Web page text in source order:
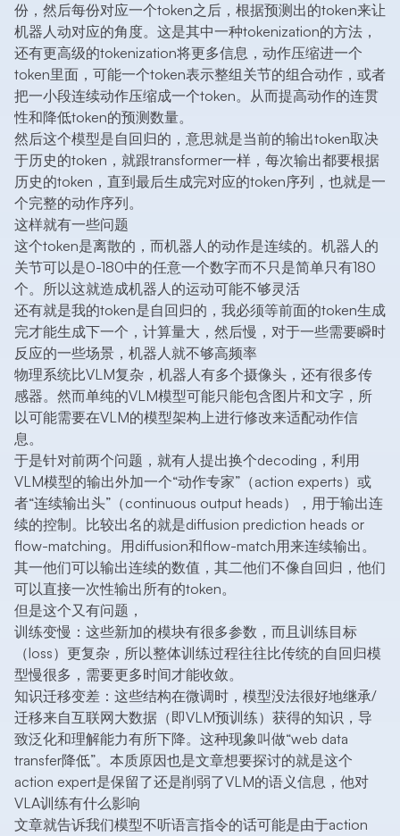
份，然后每份对应一个token之后，根据预测出的token来让
机器人动对应的角度。这是其中一种tokenization的方法，
还有更高级的tokenization将更多信息，动作压缩进一个
token里面，可能一个token表示整组关节的组合动作，或者
把一小段连续动作压缩成一个token。从而提高动作的连贯
性和降低token的预测数量。
然后这个模型是自回归的，意思就是当前的输出token取决
于历史的token，就跟transformer一样，每次输出都要根据
历史的token，直到最后生成完对应的token序列，也就是一
个完整的动作序列。
这样就有一些问题
这个token是离散的，而机器人的动作是连续的。机器人的
关节可以是0-180中的任意一个数字而不只是简单只有180
个。所以这就造成机器人的运动可能不够灵活
还有就是我的token是自回归的，我必须等前面的token生成
完才能生成下一个，计算量大，然后慢，对于一些需要瞬时
反应的一些场景，机器人就不够高频率
物理系统比VLM复杂，机器人有多个摄像头，还有很多传
感器。然而单纯的VLM模型可能只能包含图片和文字，所
以可能需要在VLM的模型架构上进行修改来适配动作信
息。
于是针对前两个问题，就有人提出换个decoding，利用
VLM模型的输出外加一个“动作专家”（action experts）或
者“连续输出头”（continuous output heads），用于输出连
续的控制。比较出名的就是diffusion prediction heads or
flow-matching。用diffusion和flow-match用来连续输出。
其一他们可以输出连续的数值，其二他们不像自回归，他们
可以直接一次性输出所有的token。
但是这个又有问题，
训练变慢：这些新加的模块有很多参数，而且训练目标
（loss）更复杂，所以整体训练过程往往比传统的自回归模
型慢很多，需要更多时间才能收敛。
知识迁移变差：这些结构在微调时，模型没法很好地继承/
迁移来自互联网大数据（即VLM预训练）获得的知识，导
致泛化和理解能力有所下降。这种现象叫做“web data
transfer降低”。本质原因也是文章想要探讨的就是这个
action expert是保留了还是削弱了VLM的语义信息，他对
VLA训练有什么影响
文章就告诉我们模型不听语言指令的话可能是由于action